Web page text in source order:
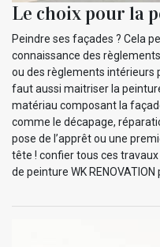
Le choix pour la
Peindre ses façades ? Cela
connaissance des
ou des règlements intérieurs
faut aussi maitriser la
matériau composant la
comme le décapage,
pose de l’apprêt ou une
tête ! confier tous ces
de peinture WK